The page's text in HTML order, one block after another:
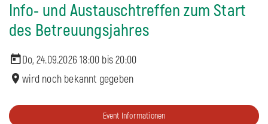
Info- und Austauschtreffen zum Start
des Betreuungsjahres
Do, 24.09.2026 18:00 bis20:00
wird noch bekannt gegeben
Event Informationen